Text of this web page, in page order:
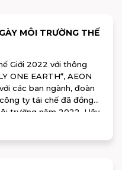
MÔI TRƯỜNG THẾ
Giới 2022 với thông
ONE EARTH“, AEON
các ban ngành, đoàn
ty tái chế đã đồng
năm 2022. Hãy
đáng nhớ này nhé: